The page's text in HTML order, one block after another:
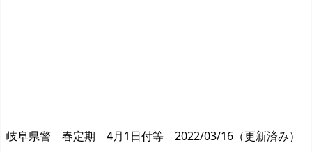
岐阜県警 春定期 4月1日付等 2022/03/16（更新済み）